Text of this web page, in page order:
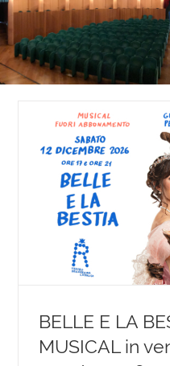
BELLE E LA
MUSICAL in